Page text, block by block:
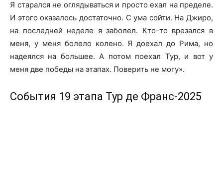
Я старался не оглядываться и просто ехал на пределе.
И этого оказалось достаточно. С ума сойти. На Джиро,
на последней неделе я заболел. Кто-то врезался в
меня, у меня болело колено. Я доехал до Рима, но
надеялся на большее. А потом поехал Тур, и вот у
меня две победы на этапах. Поверить не могу».
События 19 этапа Тур де Франс-2025